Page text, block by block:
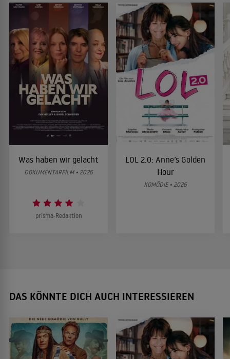
Was haben wir gelacht
DOKUMENTARFILM • 2026
prisma-Redaktion
LOL 2.0: Anne’s Golden
Hour
KOMÖDIE • 2026
DAS KÖNNTE DICH AUCH INTERESSIEREN